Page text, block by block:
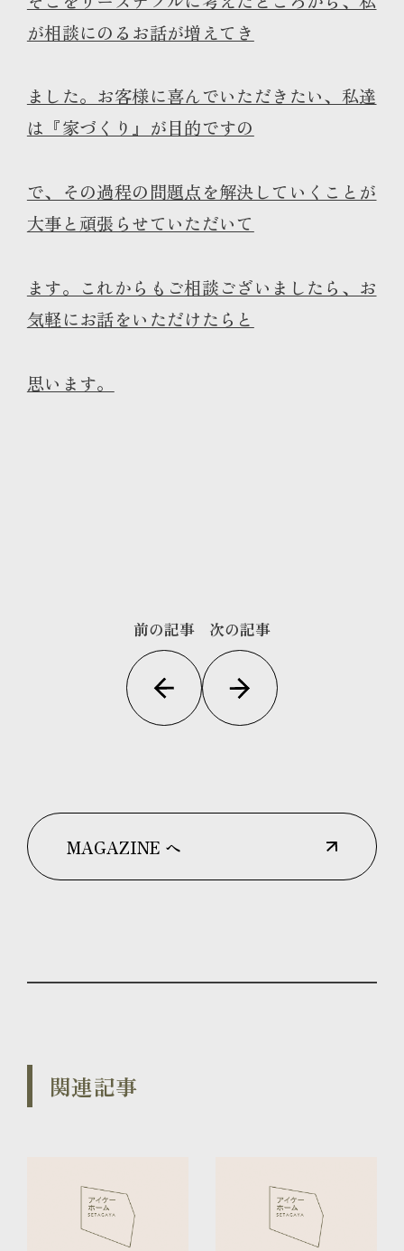
が相談にのるお話が増えてき
ました。お客様に喜んでいただきたい、私達
は『家づくり』が目的ですの
で、その過程の問題点を解決していくことが
大事と頑張らせていただいて
ます。これからもご相談ございましたら、お
気軽にお話をいただけたらと
思います。
前の記事 次の記事
MAGAZINE へ
関連記事